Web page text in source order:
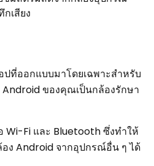
เสียง
ที่ออกแบบมาโดยเฉพาะสำหรับ
ของคุณเป็นกล้องรักษา
Wi-Fi และ Bluetooth ซึ่งทำให้
ง Android จากอุปกรณ์อื่น ๆ ได้